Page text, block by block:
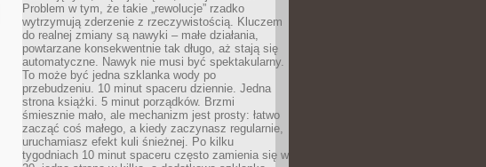
Problem w tym, że takie „rewolucje” rzadko
wytrzymują zderzenie z rzeczywistością. Kluczem
do realnej zmiany są nawyki – małe działania,
powtarzane konsekwentnie tak długo, aż stają się
automatyczne. Nawyk nie musi być spektakularny.
To może być jedna szklanka wody po
przebudzeniu. 10 minut spaceru dziennie. Jedna
strona książki. 5 minut porządków. Brzmi
śmiesznie mało, ale mechanizm jest prosty: łatwo
zacząć coś małego, a kiedy zaczynasz regularnie,
uruchamiasz efekt kuli śnieżnej. Po kilku
tygodniach 10 minut spaceru często zamienia się w